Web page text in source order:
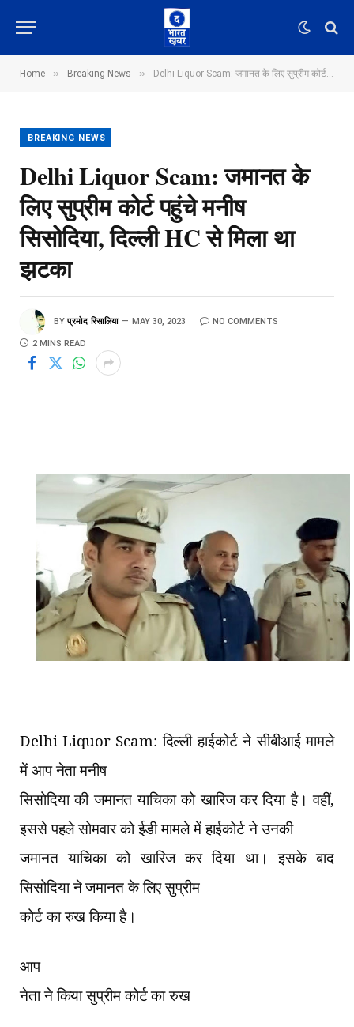
Home » Breaking News » Delhi Liquor Scam: जमानत के लिए सुप्रीम कोर्ट पहुंचे मनीष सिसोदिया, दिल्ली HC से मिला था झटका
BREAKING NEWS
Delhi Liquor Scam: जमानत के
लिए सुप्रीम कोर्ट पहुंचे मनीष
सिसोदिया, दिल्ली HC से मिला था
झटका
BY प्रमोद रिसालिया MAY 30, 2023 NO COMMENTS
2 MINS READ
Delhi Liquor Scam:दिल्ली हाईकोर्ट ने सीबीआई मामले
में आप नेता मनीष
सिसोदिया की जमानत याचिका को खारिज कर दिया है। वहीं,
इससे पहले सोमवार को ईडी मामले में हाईकोर्ट ने उनकी
जमानत याचिका को खारिज कर दिया था। इसके बाद
सिसोदिया ने जमानत के लिए सुप्रीम
कोर्ट का रुख किया है।
आप
नेता ने किया सुप्रीम कोर्ट का रुख